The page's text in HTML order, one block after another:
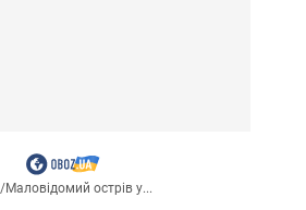
/Маловідомий острів у...